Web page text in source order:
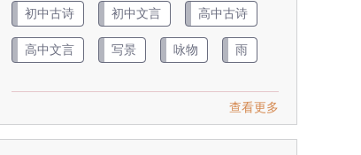
初中古诗 初中文言 高中古诗
高中文言 写景 咏物 雨
查看更多